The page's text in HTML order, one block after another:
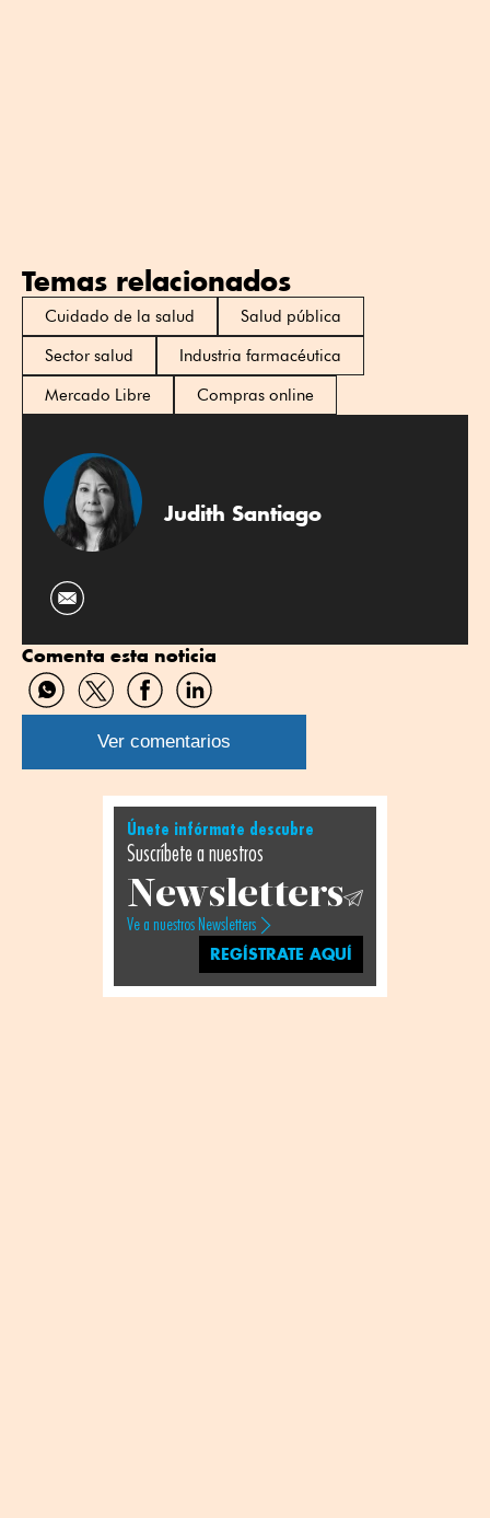
Temas relacionados
Cuidado de la salud
Salud pública
Sector salud
Industria farmacéutica
Mercado Libre
Compras online
Judith Santiago
Comenta esta noticia
Compartir
por
WhatsApp
Compartir
por
Twitter
Compartir
por
Facebook
Compartir
por
Linkedin
Ver comentarios
Únete infórmate descubre
Suscríbete a nuestros
Newsletters
Ve a nuestros Newsletters
REGÍSTRATE AQUÍ